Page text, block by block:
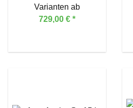
Varianten ab
729,00 € *